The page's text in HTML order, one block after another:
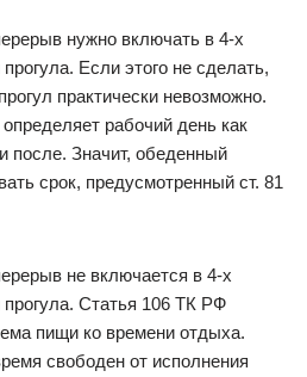
нужно включать в 4-х
Если этого не сделать,
практически невозможно.
рабочий день как
после. Значит, обеденный
срок, предусмотренный ст. 81
не включается в 4-х
прогула. Статья 106 ТК РФ
пищи ко времени отдыха.
свободен от исполнения